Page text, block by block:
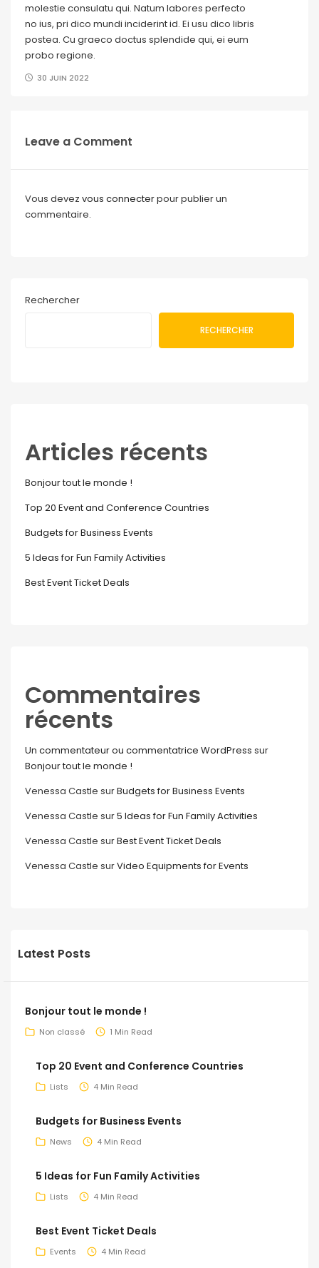
molestie consulatu qui. Natum labores perfecto
no ius, pri dico mundi inciderint id. Ei usu dico libris
postea. Cu graeco doctus splendide qui, ei eum
probo regione.
30 JUIN 2022
Leave a Comment
Vous devez vous connecterpour publier un
commentaire.
Rechercher
RECHERCHER
Articles récents
Bonjour tout le monde !
Top 20 Event and Conference Countries
Budgets for Business Events
5 Ideas for Fun Family Activities
Best Event Ticket Deals
Commentaires
récents
Un commentateur ou commentatrice WordPress sur
Bonjour tout le monde !
Venessa Castle surBudgets for Business Events
Venessa Castle sur5 Ideas for Fun Family Activities
Venessa Castle surBest Event Ticket Deals
Venessa Castle surVideo Equipments for Events
Latest Posts
Bonjour tout le monde !
Non classé 1 Min Read
Top 20 Event and Conference Countries
Lists 4 Min Read
Budgets for Business Events
News 4 Min Read
5 Ideas for Fun Family Activities
Lists 4 Min Read
Best Event Ticket Deals
Events 4 Min Read